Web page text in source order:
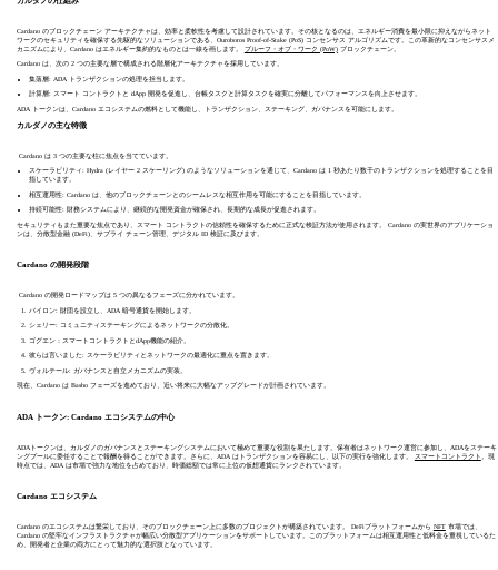
Cardano のブロックチェーン アーキテクチャは、効率と柔軟性を考慮して設計されています。その核となるのは、エネルギー消費を最小限に抑えながらネット
ワークのセキュリティを確保する先駆的なソリューションである、Ouroboros Proof-of-Stake (PoS) コンセンサス アルゴリズムです。この革新的なコンセンサスメ
カニズムにより、Cardano はエネルギー集約的なものとは一線を画します。 プルーフ・オブ・ワーク (PoW)ブロックチェーン。
Cardano は、次の 2 つの主要な層で構成される階層化アーキテクチャを採用しています。
集落層: ADA トランザクションの処理を担当します。
計算層: スマート コントラクトと dApp 開発を促進し、台帳タスクと計算タスクを確実に分離してパフォーマンスを向上させます。
ADA トークンは、Cardano エコシステムの燃料として機能し、トランザクション、ステーキング、ガバナンスを可能にします。
カルダノの主な特徴
Cardano は 3 つの主要な柱に焦点を当てています。
スケーラビリティ: Hydra (レイヤー 2 スケーリング) のようなソリューションを通じて、Cardano は 1 秒あたり数千のトランザクションを処理することを目
指しています。
相互運用性: Cardano は、他のブロックチェーンとのシームレスな相互作用を可能にすることを目指しています。
持続可能性: 財務システムにより、継続的な開発資金が確保され、長期的な成長が促進されます。
セキュリティもまた重要な焦点であり、スマート コントラクトの信頼性を確保するために正式な検証方法が使用されます。 Cardano の実世界のアプリケーショ
ンは、分散型金融 (DeFi)、サプライ チェーン管理、デジタル ID 検証に及びます。
Cardano の開発段階
Cardano の開発ロードマップは 5 つの異なるフェーズに分かれています。
バイロン: 財団を設立し、ADA 暗号通貨を開始します。
シェリー: コミュニティステーキングによるネットワークの分散化。
ゴグエン：スマートコントラクトとdApp機能の紹介。
彼らは言いました: スケーラビリティとネットワークの最適化に重点を置きます。
ヴォルテール: ガバナンスと自立メカニズムの実装。
現在、Cardano は Basho フェーズを進めており、近い将来に大幅なアップグレードが計画されています。
ADA トークン: Cardano エコシステムの中心
ADAトークンは、カルダノのガバナンスとステーキングシステムにおいて極めて重要な役割を果たします。保有者はネットワーク運営に参加し、ADAをステーキ
ングプールに委任することで報酬を得ることができます。さらに、ADA はトランザクションを容易にし、以下の実行を強化します。
スマートコントラクト
。現
時点では、ADA は市場で強力な地位を占めており、時価総額では常に上位の仮想通貨にランクされています。
Cardano エコシステム
Cardano のエコシステムは繁栄しており、そのブロックチェーン上に多数のプロジェクトが構築されています。 DeFiプラットフォームから NFT市場では、
Cardano の堅牢なインフラストラクチャが幅広い分散型アプリケーションをサポートしています。このプラットフォームは相互運用性と低料金を重視しているた
め、開発者と企業の両方にとって魅力的な選択肢となっています。